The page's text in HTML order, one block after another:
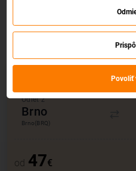
Akčné letenky :
Vyberte si z výpredaja leteniek
Odlet z
Brno
Brno(BRQ)
od 47€
Povoliť